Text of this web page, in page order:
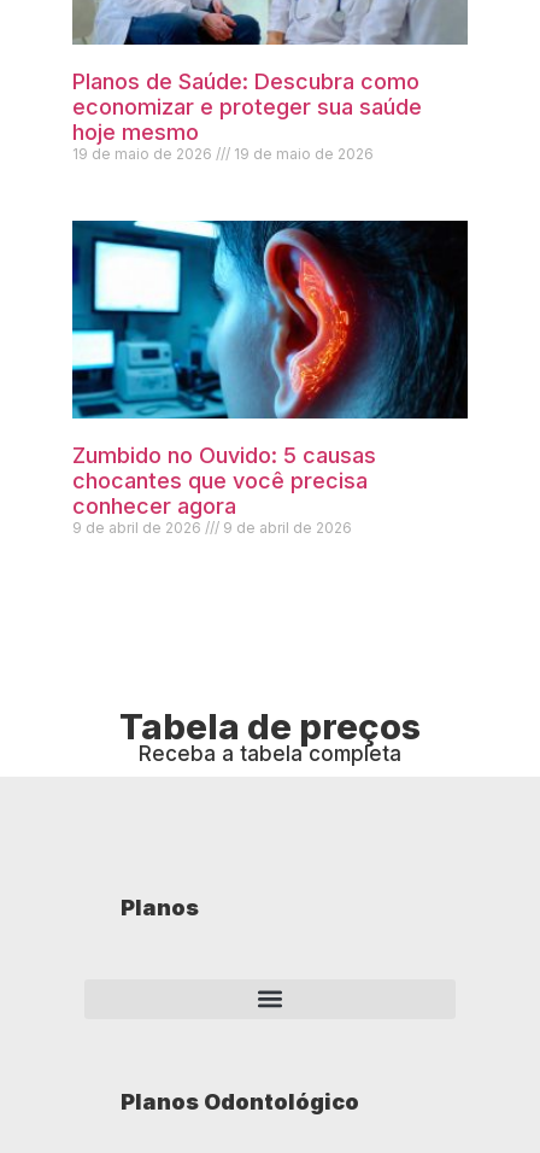
Planos de Saúde: Descubra como
economizar e proteger sua saúde
hoje mesmo
19 de maio de 2026 19 de maio de 2026
Zumbido no Ouvido: 5 causas
chocantes que você precisa
conhecer agora
9 de abril de 2026 9 de abril de 2026
Tabela de preços
Receba a tabela completa
Planos
Planos Odontológico